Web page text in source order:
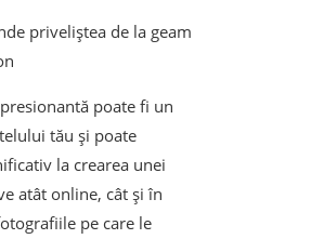
priveliștea de la geam
poate fi un
tău și poate
la crearea unei
atât online, cât și în
pe care le